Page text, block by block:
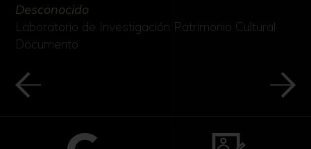
Desconocido
Laboratorio de Investigación Patrimonio Cultural
Documento